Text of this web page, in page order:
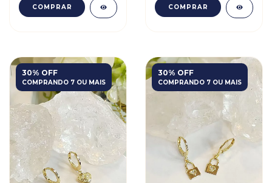
COMPRAR COMPRAR
30% OFF
COMPRANDO 7 OU MAIS
30% OFF
COMPRANDO 7 OU MAIS